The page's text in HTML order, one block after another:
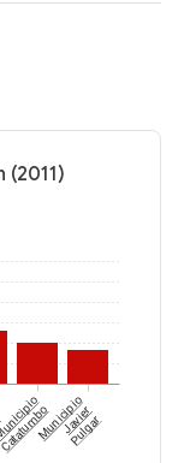
(2011)
Municipio
Javier
Pulgar